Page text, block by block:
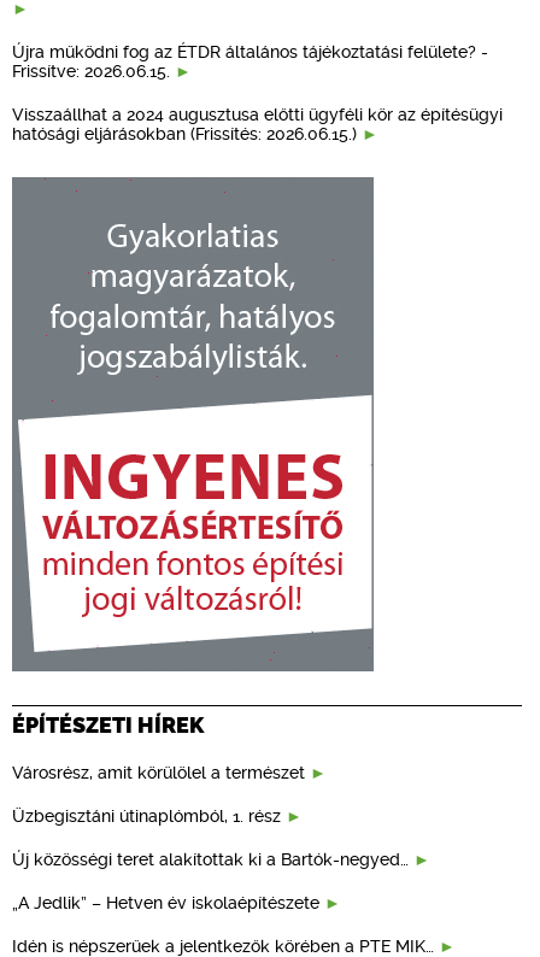
Újra működni fog az ÉTDR általános tájékoztatási felülete? -
Frissítve: 2026.06.15.
Visszaállhat a 2024 augusztusa előtti ügyféli kör az építésügyi
hatósági eljárásokban (Frissítés: 2026.06.15.)
ÉPÍTÉSZETI HÍREK
Városrész, amit körülölel a természet
Üzbegisztáni útinaplómból, 1. rész
Új közösségi teret alakítottak ki a Bartók-negyed…
„A Jedlik” – Hetven év iskolaépítészete
Idén is népszerűek a jelentkezők körében a PTE MIK…